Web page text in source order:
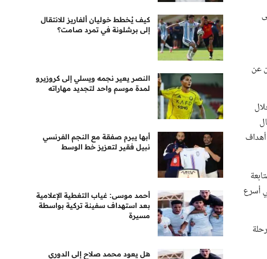
على
عن
أهداف
أسرع
الأولى بين ١٠ و٣٠ مايو ٢٠٢٥، والمرحلة
كيف يُخطط خوليان ألفاريز للانتقال
إلى برشلونة في تمرد صامت؟
النصر يعير نجمه ويسلي إلى كروزيرو
لمدة موسم واحد لتجديد مهاراته
أبها يبرم صفقة مع النجم الفرنسي
نبيل فقير لتعزيز خط الوسط
أحمد موسى: غياب التغطية الإعلامية
بعد استهداف سفينة تركية بواسطة
مسيرة
هل يعود محمد صلاح إلى الدوري